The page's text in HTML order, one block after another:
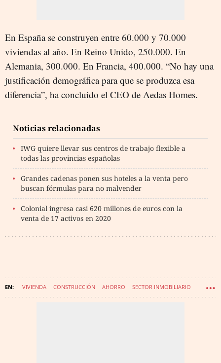
En España se construyen entre 60.000 y 70.000
viviendas al año. En Reino Unido, 250.000. En
Alemania, 300.000. En Francia, 400.000. “No hay una
justificación demográfica para que se produzca esa
diferencia”, ha concluido el CEO de Aedas Homes.
Noticias relacionadas
IWG quiere llevar sus centros de trabajo flexible a
todas las provincias españolas
Grandes cadenas ponen sus hoteles a la venta pero
buscan fórmulas para no malvender
Colonial ingresa casi 620 millones de euros con la
venta de 17 activos en 2020
VIVIENDA CONSTRUCCIÓN AHORRO SECTOR INMOBILIARIO